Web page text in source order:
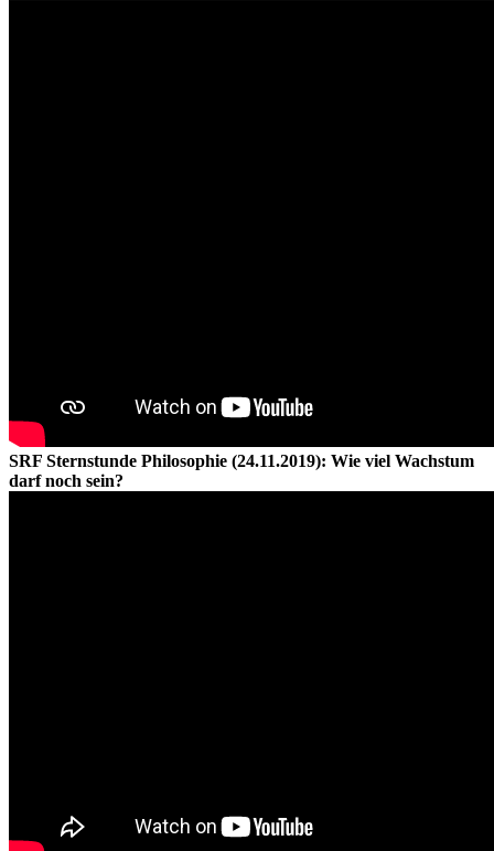
SRF Sternstunde Philosophie (24.11.2019): Wie viel Wachstum
darf noch sein?